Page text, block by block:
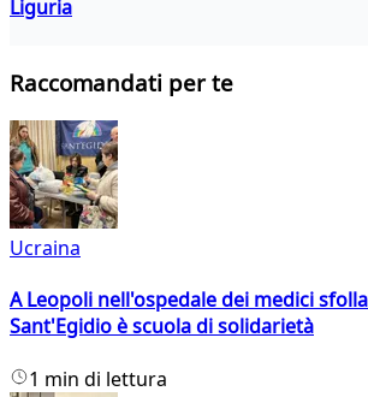
Liguria
Raccomandati per te
Ucraina
A Leopoli nell'ospedale dei medici
Sant'Egidio è scuola di solidarietà
1 min di lettura